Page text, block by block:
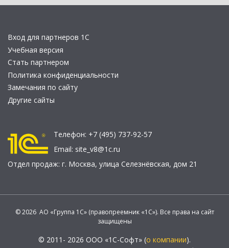
Вход для партнеров 1С
Учебная версия
Стать партнером
Политика конфиденциальности
Замечания по сайту
Другие сайты
Телефон: +7 (495) 737-92-57
Email: site_v8@1c.ru
Отдел продаж: г. Москва, улица Селезнёвская, дом 21
© 2026 АО «Группа 1С» (правопреемник «1С»). Все права на сайт
защищены
© 2011- 2026 ООО «1С-Софт» (о компании).